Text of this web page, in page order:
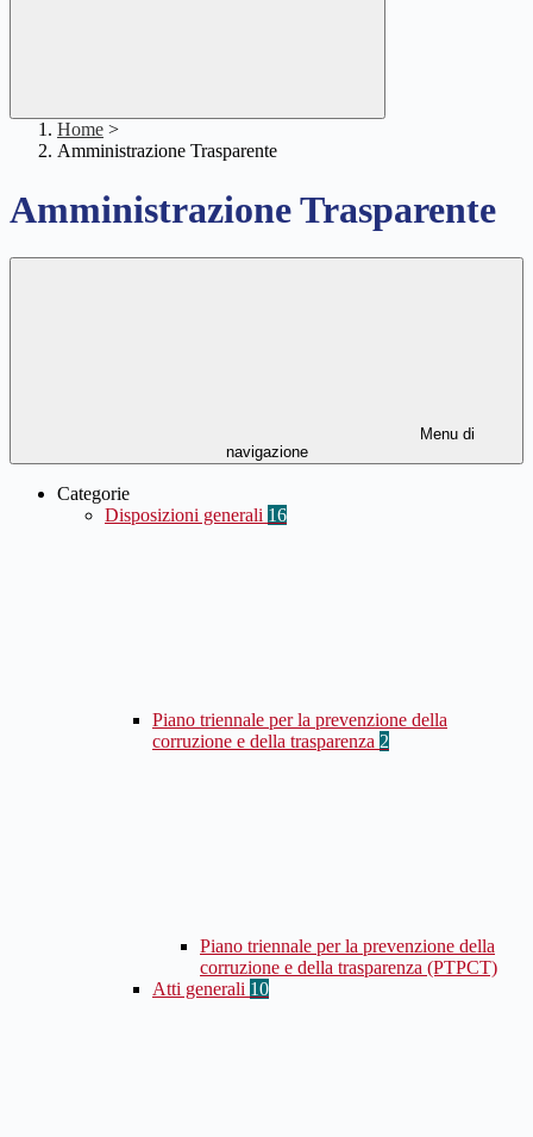
Home >
Amministrazione Trasparente
Amministrazione Trasparente
Menu di
navigazione
Categorie
Disposizioni generali 16
Piano triennale per la prevenzione della
corruzione e della trasparenza 2
Piano triennale per la prevenzione della
corruzione e della trasparenza (PTPCT)
Atti generali 10